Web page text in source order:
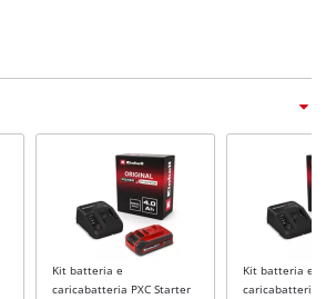
Kit batteria e
caricabatteria PXC Starter
Kit batteria e
caricabatteria